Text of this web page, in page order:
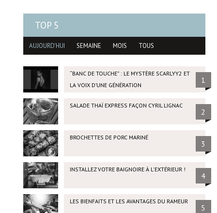
TOP 5
AUJOURD'HUI SEMAINE MOIS TOUS
“BANC DE TOUCHE” : LE MYSTÈRE SCARLYY2 ET
LA VOIX D’UNE GÉNÉRATION
1
SALADE THAÏ EXPRESS FAÇON CYRIL LIGNAC
2
BROCHETTES DE PORC MARINÉ
3
INSTALLEZ VOTRE BAIGNOIRE À L'EXTÉRIEUR !
4
LES BIENFAITS ET LES AVANTAGES DU RAMEUR
5